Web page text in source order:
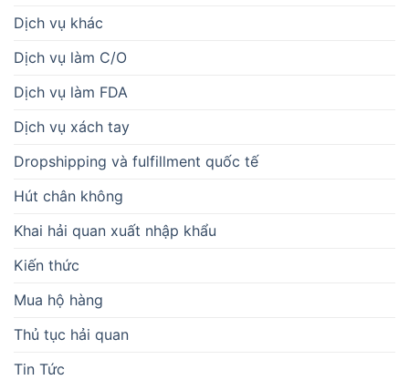
Dịch vụ khác
Dịch vụ làm C/O
Dịch vụ làm FDA
Dịch vụ xách tay
Dropshipping và fulfillment quốc tế
Hút chân không
Khai hải quan xuất nhập khẩu
Kiến thức
Mua hộ hàng
Thủ tục hải quan
Tin Tức